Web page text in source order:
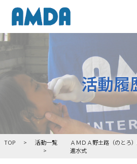
活動履
TOP 活動一覧
ＡＭＤＡ野土路（のとろ
進水式